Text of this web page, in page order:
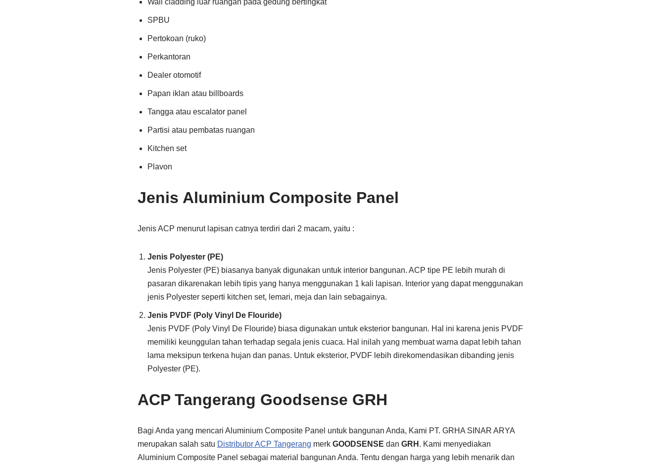
Wall cladding luar ruangan pada gedung bertingkat
SPBU
Pertokoan (ruko)
Perkantoran
Dealer otomotif
Papan iklan atau billboards
Tangga atau escalator panel
Partisi atau pembatas ruangan
Kitchen set
Plavon
Jenis Aluminium Composite Panel
Jenis ACP menurut lapisan catnya terdiri dari 2 macam, yaitu :
Jenis Polyester (PE)
Jenis Polyester (PE) biasanya banyak digunakan untuk interior bangunan. ACP tipe PE lebih murah di
pasaran dikarenakan lebih tipis yang hanya menggunakan 1 kali lapisan. Interior yang dapat menggunakan
jenis Polyester seperti kitchen set, lemari, meja dan lain sebagainya.
Jenis PVDF (Poly Vinyl De Flouride)
Jenis PVDF (Poly Vinyl De Flouride) biasa digunakan untuk eksterior bangunan. Hal ini karena jenis PVDF
memiliki keunggulan tahan terhadap segala jenis cuaca. Hal inilah yang membuat warna dapat lebih tahan
lama meksipun terkena hujan dan panas. Untuk eksterior, PVDF lebih direkomendasikan dibanding jenis
Polyester (PE).
ACP Tangerang Goodsense GRH
Bagi Anda yang mencari Aluminium Composite Panel untuk bangunan Anda, Kami PT. GRHA SINAR ARYA
merupakan salah satu Distributor ACP Tangerang merkGOODSENSE dan GRH . Kami menyediakan
Aluminium Composite Panel sebagai material bangunan Anda. Tentu dengan harga yang lebih menarik dan